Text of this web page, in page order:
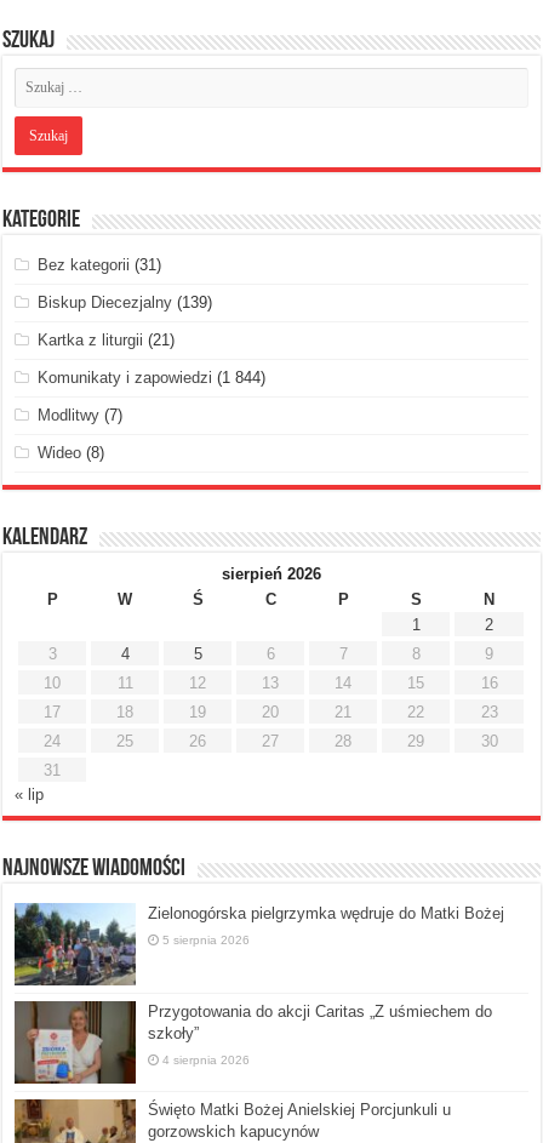
Szukaj
Kategorie
Bez kategorii (31)
Biskup Diecezjalny (139)
Kartka z liturgii (21)
Komunikaty i zapowiedzi (1 844)
Modlitwy (7)
Wideo (8)
Kalendarz
sierpień 2026
P
W Ś C P S
N
1
2
3
4 5 6 7 8
9
10
11 12 13 14 15
16
17
18 19 20 21 22
23
24
25 26 27 28 29
30
31
« lip
Najnowsze Wiadomości
Zielonogórska pielgrzymka wędruje do Matki Bożej
5 sierpnia 2026
Przygotowania do akcji Caritas „Z uśmiechem do
szkoły”
4 sierpnia 2026
Święto Matki Bożej Anielskiej Porcjunkuli u
gorzowskich kapucynów